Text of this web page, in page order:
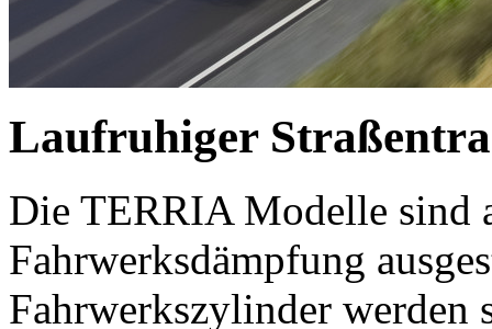
Laufruhiger
Die TERRIA Modelle sind
Fahrwerksdämpfung
Fahrwerkszylinder werden